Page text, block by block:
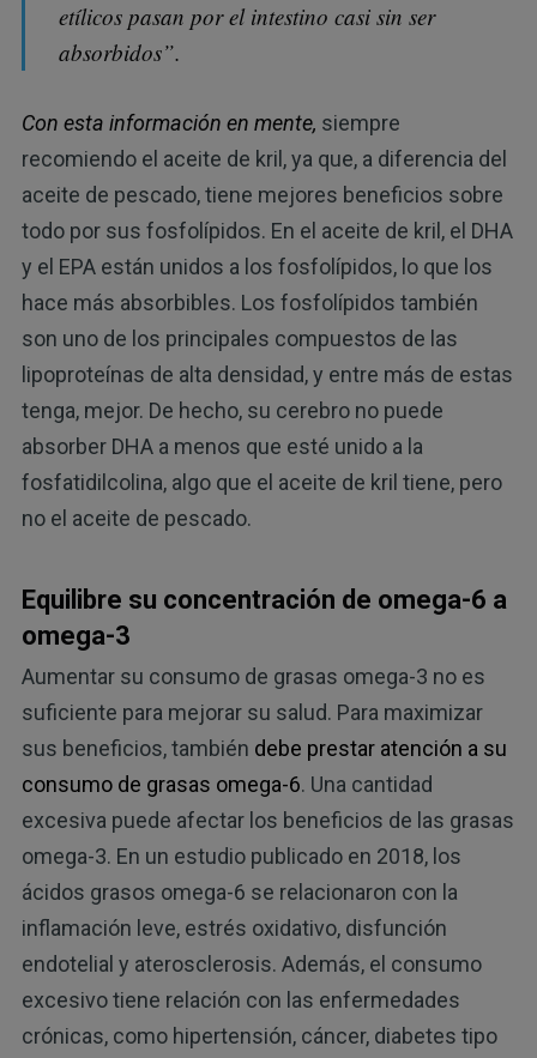
etílicos pasan por el intestino casi sin ser
absorbidos”.
Con esta información en mente, siempre
recomiendo el aceite de kril, ya que, a diferencia del
aceite de pescado, tiene mejores beneficios sobre
todo por sus fosfolípidos. En el aceite de kril, el DHA
y el EPA están unidos a los fosfolípidos, lo que los
hace más absorbibles. Los fosfolípidos también
son uno de los principales compuestos de las
lipoproteínas de alta densidad, y entre más de estas
tenga, mejor. De hecho, su cerebro no puede
absorber DHA a menos que esté unido a la
fosfatidilcolina, algo que el aceite de kril tiene, pero
no el aceite de pescado.
Equilibre su concentración de omega-6 a
omega-3
Aumentar su consumo de grasas omega-3 no es
suficiente para mejorar su salud. Para maximizar
sus beneficios, también debe prestar atención a su
consumo de grasas omega-6. Una cantidad
excesiva puede afectar los beneficios de las grasas
omega-3. En un estudio publicado en 2018, los
ácidos grasos omega-6 se relacionaron con la
inflamación leve, estrés oxidativo, disfunción
endotelial y aterosclerosis. Además, el consumo
excesivo tiene relación con las enfermedades
crónicas, como hipertensión, cáncer, diabetes tipo